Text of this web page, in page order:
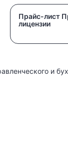
Прайс-лист
лицензии
и